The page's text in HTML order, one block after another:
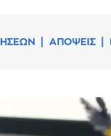
ΑΠΟΨΕΙΣ